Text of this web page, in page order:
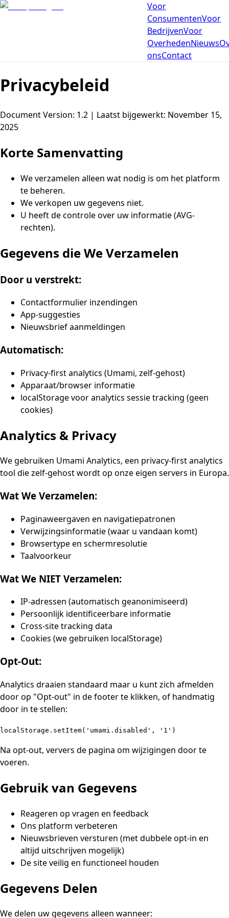
Voor
ConsumentenVoor
BedrijvenVoor
OverhedenNieuws
onsContact
Privacybeleid
Document Version: 1.2 | Laatst bijgewerkt: November 15,
2025
Korte Samenvatting
We verzamelen alleen wat nodig is om het platform
te beheren.
We verkopen uw gegevens niet.
U heeft de controle over uw informatie (AVG-
rechten).
Gegevens die We Verzamelen
Door u verstrekt:
Contactformulier inzendingen
App-suggesties
Nieuwsbrief aanmeldingen
Automatisch:
Privacy-first analytics (Umami, zelf-gehost)
Apparaat/browser informatie
localStorage voor analytics sessie tracking (geen
cookies)
Analytics & Privacy
We gebruiken Umami Analytics, een privacy-first analytics
tool die zelf-gehost wordt op onze eigen servers in Europa.
Wat We Verzamelen:
Paginaweergaven en navigatiepatronen
Verwijzingsinformatie (waar u vandaan komt)
Browsertype en schermresolutie
Taalvoorkeur
Wat We NIET Verzamelen:
IP-adressen (automatisch geanonimiseerd)
Persoonlijk identificeerbare informatie
Cross-site tracking data
Cookies (we gebruiken localStorage)
Opt-Out:
Analytics draaien standaard maar u kunt zich afmelden
door op "Opt-out" in de footer te klikken, of handmatig
door in te stellen:
localStorage.setItem('umami.disabled', '1')
Na opt-out, ververs de pagina om wijzigingen door te
voeren.
Gebruik van Gegevens
Reageren op vragen en feedback
Ons platform verbeteren
Nieuwsbrieven versturen (met dubbele opt-in en
altijd uitschrijven mogelijk)
De site veilig en functioneel houden
Gegevens Delen
We delen uw gegevens alleen wanneer: